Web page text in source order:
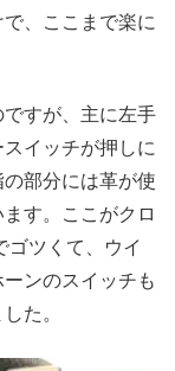
、ここまで楽に
すが、主に左手
イッチが押しに
部分には革が使
す。ここがクロ
ゴツくて、ウイ
ンのスイッチも
た。